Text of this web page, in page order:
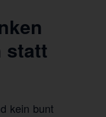
statt
kein bunt